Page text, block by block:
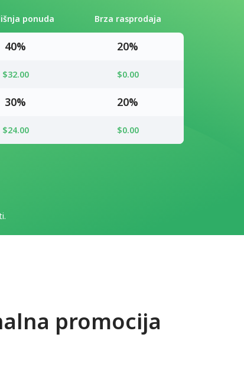
ponuda Brza rasprodaja
40% 20%
$32.00 $0.00
30% 20%
$24.00 $0.00
promocija